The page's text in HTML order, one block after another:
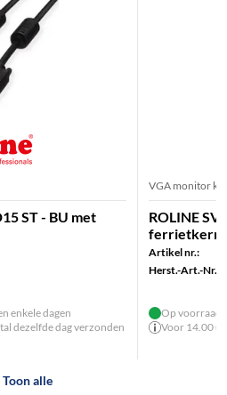
ST - BU met
enkele dagen
dezelfde dag verzonden
VGA monitor
ROLINE
ferrietkern,
Artikel nr.:
Herst.-Art.-Nr.:
Op voorraad
Voor 14.00
Toon alle